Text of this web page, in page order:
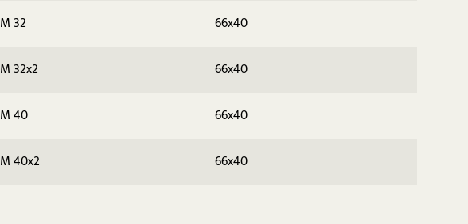
M 32 66x40
M 32x2 66x40
M 40 66x40
M 40x2 66x40